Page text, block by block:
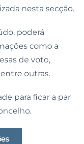
nesta secção.
poderá
como a
de voto,
outras.
para ficar a par